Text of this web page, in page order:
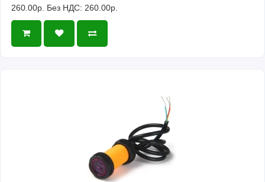
260.00р. Без НДС: 260.00р.